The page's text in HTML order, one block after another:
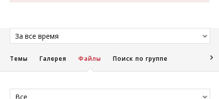
За все время
Темы Галерея Файлы Поиск по группе
Все